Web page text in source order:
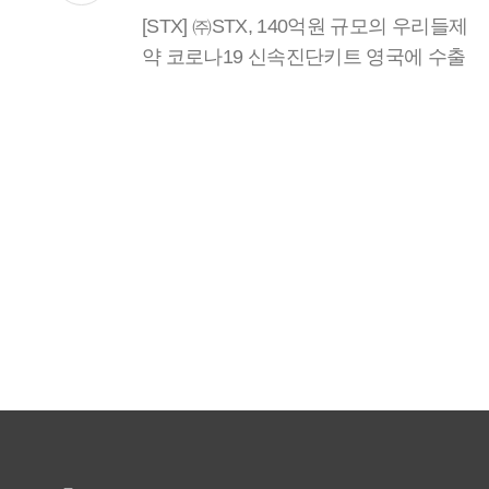
[STX] ㈜STX, 140억원 규모의 우리들제
약 코로나19 신속진단키트 영국에 수출